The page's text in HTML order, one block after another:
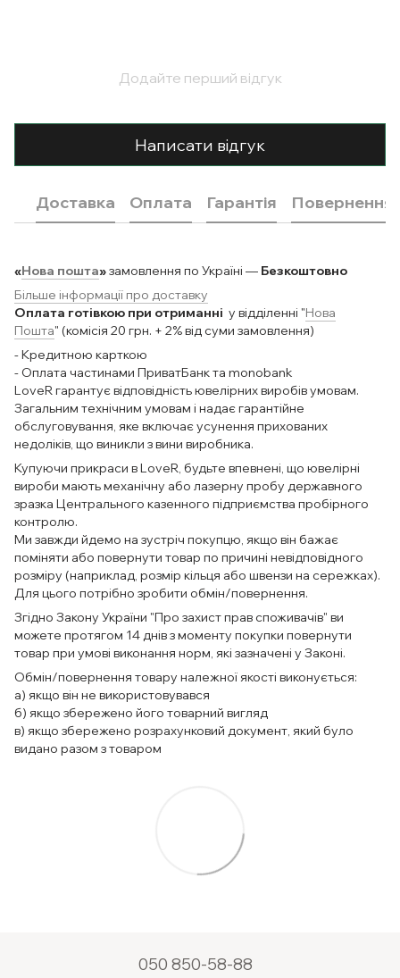
Додайте перший відгук
Написати відгук
Доставка Оплата Гарантія Повернення
«Нова пошта»замовлення по Україні — Безкоштовно
Більше інформації про доставку
Оплата готівкою при отриманні у відділенні "Нова
Пошта" (комісія 20 грн. + 2% від суми замовлення)
- Кредитною карткою
- Оплата частинами ПриватБанк та monobank
LoveR гарантує відповідність ювелірних виробів умовам.
Загальним технічним умовам і надає гарантійне
обслуговування, яке включає усунення прихованих
недоліків, що виникли з вини виробника.
Купуючи прикраси в LoveR, будьте впевнені, що ювелірні
вироби мають механічну або лазерну пробу державного
зразка Центрального казенного підприємства пробірного
контролю.
Ми завжди йдемо на зустріч покупцю, якщо він бажає
поміняти або повернути товар по причині невідповідного
розміру (наприклад, розмір кільця або швензи на сережках).
Для цього потрібно зробити обмін/повернення.
Згідно Закону України "Про захист прав споживачів" ви
можете протягом 14 днів з моменту покупки повернути
товар при умові виконання норм, які зазначені у Законі.
Обмін/повернення товару належної якості виконується:
а) якщо він не використовувався
б) якщо збережено його товарний вигляд
в) якщо збережено розрахунковий документ, який було
видано разом з товаром
050 850-58-88